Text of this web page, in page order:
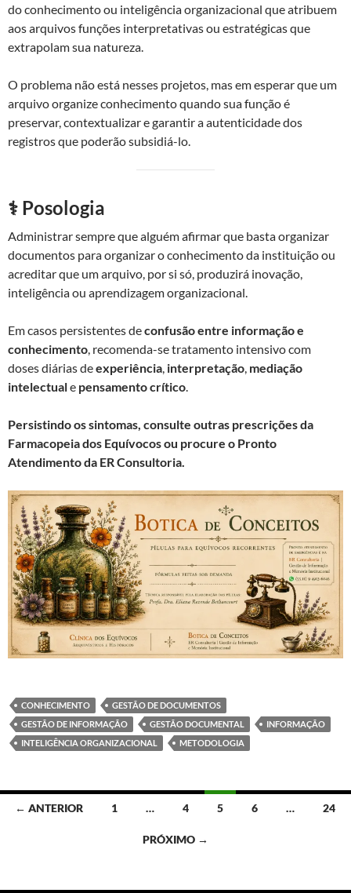
do conhecimento ou inteligência organizacional que atribuem
aos arquivos funções interpretativas ou estratégicas que
extrapolam sua natureza.
O problema não está nesses projetos, mas em esperar que um
arquivo organize conhecimento quando sua função é
preservar, contextualizar e garantir a autenticidade dos
registros que poderão subsidiá-lo.
⚕️ Posologia
Administrar sempre que alguém afirmar que basta organizar
documentos para organizar o conhecimento da instituição ou
acreditar que um arquivo, por si só, produzirá inovação,
inteligência ou aprendizagem organizacional.
Em casos persistentes deconfusão entre informação e
conhecimento , recomenda-se tratamento intensivo com
doses diárias deexperiência interpretação mediação
intelectuale pensamento crítico
Persistindo os sintomas, consulte outras prescrições da
Farmacopeia dos Equívocos ou procure o Pronto
Atendimento da ER Consultoria.
CONHECIMENTO
GESTÃO DE DOCUMENTOS
GESTÃO DE INFORMAÇÃO
GESTÃO DOCUMENTAL
INFORMAÇÃO
INTELIGÊNCIA ORGANIZACIONAL
METODOLOGIA
Navegação
← ANTERIOR 1 … 4 5 6 … 24
PRÓXIMO →